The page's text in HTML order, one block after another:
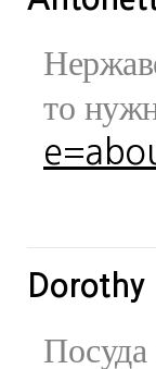
то
Dorothy
Посуда